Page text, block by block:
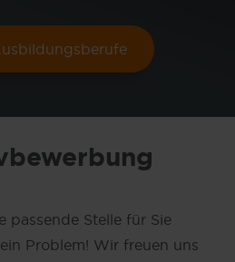
passende Stelle für Sie
Problem! Wir freuen uns